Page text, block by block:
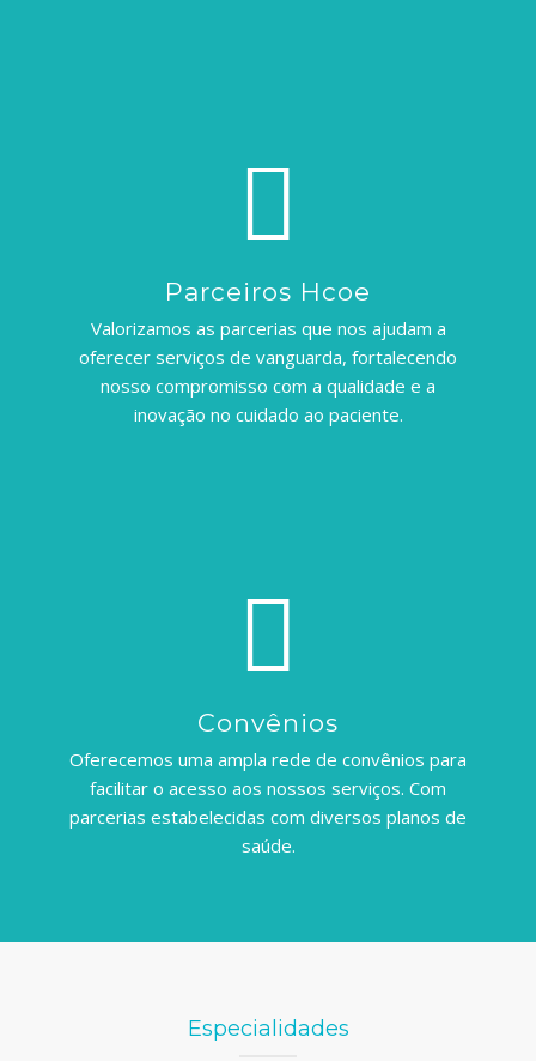
Parceiros Hcoe
Valorizamos as parcerias que nos ajudam a
oferecer serviços de vanguarda, fortalecendo
nosso compromisso com a qualidade e a
inovação no cuidado ao paciente.
Convênios
Oferecemos uma ampla rede de convênios para
facilitar o acesso aos nossos serviços. Com
parcerias estabelecidas com diversos planos de
saúde.
Especialidades